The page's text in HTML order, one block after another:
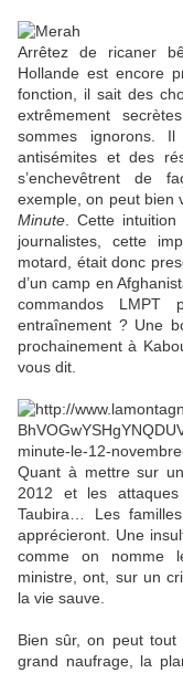
Arrêtez de ricaner
Hollande est encore
fonction, il sait des
extrêmement
sommes ignorons.
antisémites et des
s’enchevêtrent de
exemple, on peut bien
Minute . Cette
journalistes, cette
motard, était donc
d’un camp en
commandos LMPT
entraînement ? Une
prochainement à
vous dit.
Quant à mettre sur
2012 et les
Taubira… Les
apprécieront. Une
comme on nomme
ministre, ont, sur un
la vie sauve.
Bien sûr, on peut tout
grand naufrage, la